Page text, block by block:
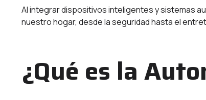
Al integrar dispositivos inteligentes y sistemas
nuestro hogar, desde la seguridad hasta el
¿Qué es la